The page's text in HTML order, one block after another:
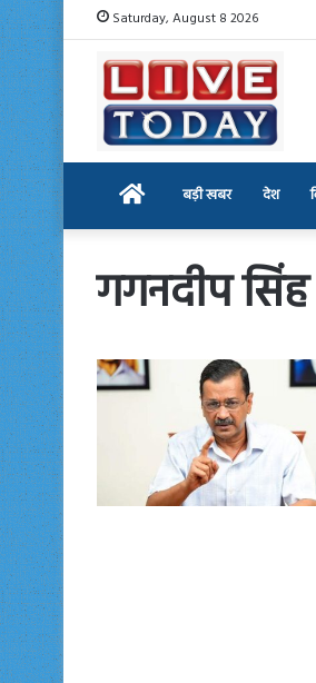
Saturday, August 8 2026
Home बड़ी खबर देश
गगनदीप सिंह